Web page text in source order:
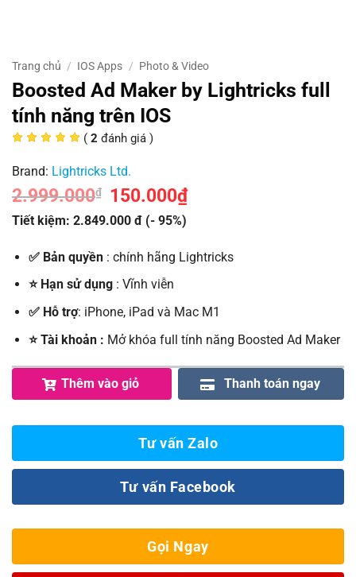
Trang chủ / IOS Apps / Photo & Video
Boosted Ad Maker by Lightricks full
tính năng trên IOS
( 2 đánh giá )
Brand: Lightricks Ltd.
2.999.000₫
Giá
gốc
là:
2.999.000₫.
150.000₫Giá
hiện
Tiết kiệm: 2.849.000 đ (- 95%)
✅ Bản quyền : chính hãng Lightricks
⭐ Hạn sử dụng: Vĩnh viễn
✅ Hỗ trợ: iPhone, iPad và Mac M1
⭐ Tài khoản : Mở khóa full tính năng Boosted Ad Maker
Thêm vào giỏ Thanh toán ngay
Tư vấn Zalo
Tư vấn Facebook
Gọi Ngay